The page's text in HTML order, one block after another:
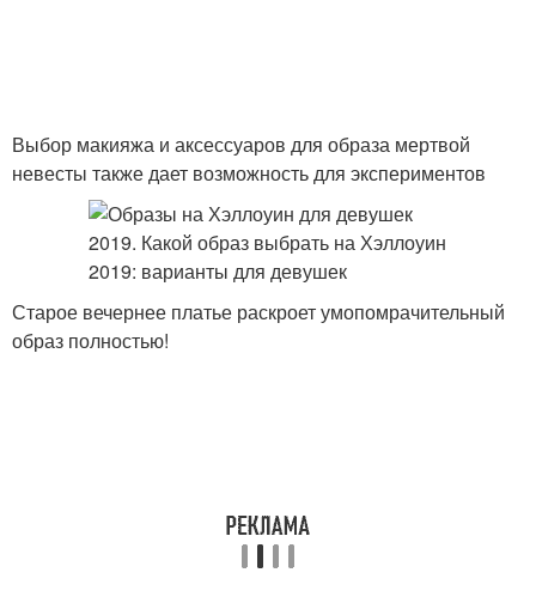
Выбор макияжа и аксессуаров для образа мертвой
невесты также дает возможность для экспериментов
Старое вечернее платье раскроет умопомрачительный
образ полностью!